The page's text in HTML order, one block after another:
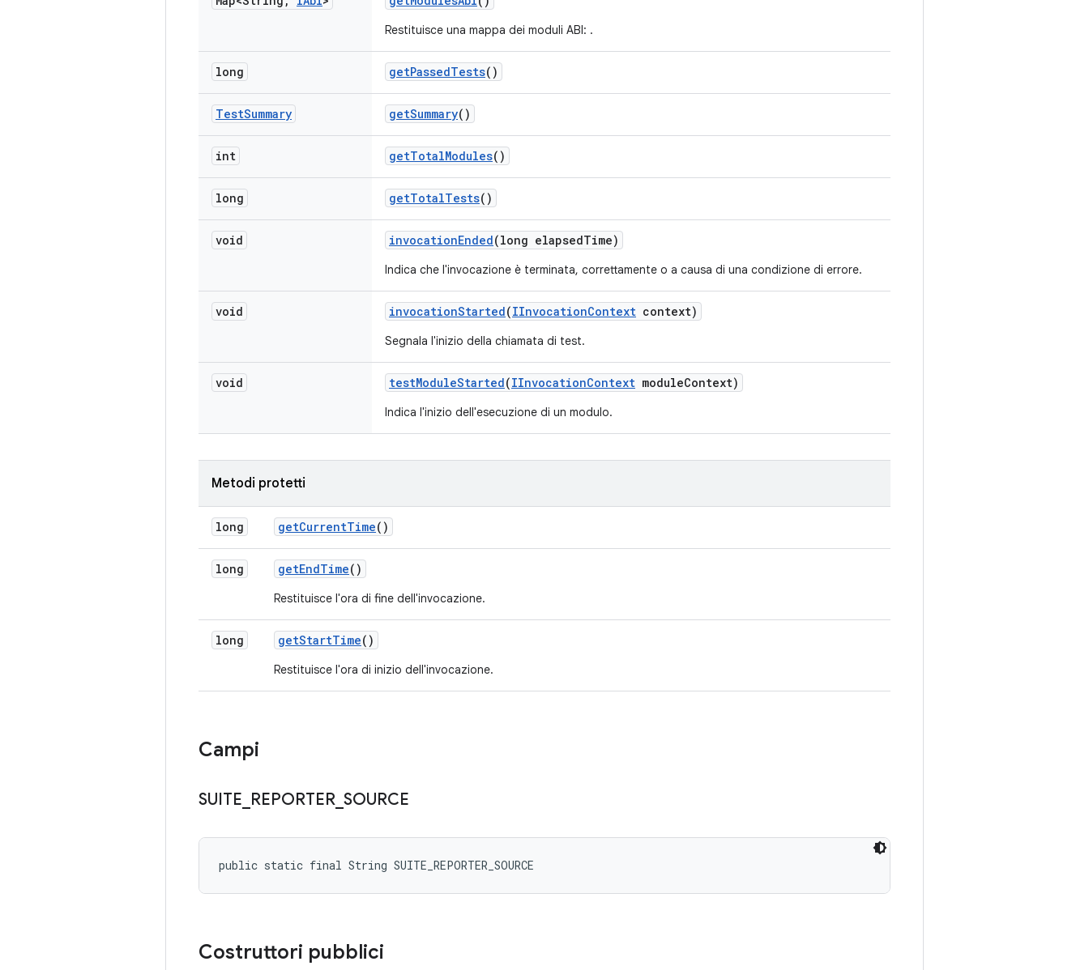
Restituisce una mappa dei moduli ABI: .
long getPassedTests()
TestSummary getSummary()
int getTotalModules()
long getTotalTests()
void invocationEnded(long elapsedTime)
Indica che l'invocazione è terminata, correttamente o a causa di una condizione di errore.
void invocationStarted(IInvocationContext context)
Segnala l'inizio della chiamata di test.
void testModuleStarted(IInvocationContext moduleContext)
Indica l'inizio dell'esecuzione di un modulo.
Metodi protetti
long getCurrentTime()
long getEndTime()
Restituisce l'ora di fine dell'invocazione.
long getStartTime()
Restituisce l'ora di inizio dell'invocazione.
Campi
SUITE REPORTER SOURCE
public static final String SUITE_REPORTER_SOURCE
Costruttori pubblici